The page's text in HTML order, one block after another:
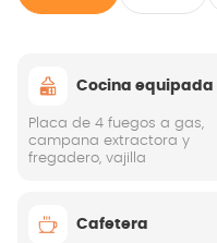
Cocina equipada
Placa de 4 fuegos a gas,
campana extractora y
fregadero, vajilla
Cafetera